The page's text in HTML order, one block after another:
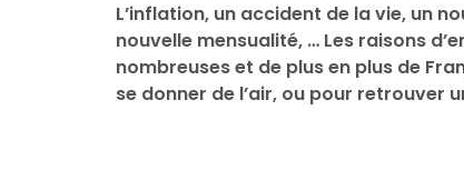
L’inflation, un accident de la vie, un
nouvelle mensualité, … Les raisons
nombreuses et de plus en plus de
se donner de l’air, ou pour retrouver